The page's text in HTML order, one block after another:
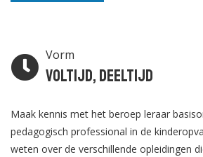
Vorm
Voltijd, Deeltijd
Maak kennis met het beroep leraar
pedagogisch professional in de
weten over de verschillende opleidingen